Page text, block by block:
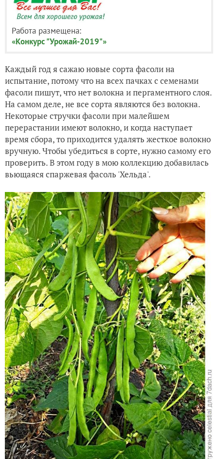
Работа размещена:
«Конкурс "Урожай-2019"»
Каждый год я сажаю новые сорта фасоли на
испытание, потому что на всех пачках с семенами
фасоли пишут, что нет волокна и пергаментного слоя.
На самом деле, не все сорта являются без волокна.
Некоторые стручки фасоли при малейшем
перерастании имеют волокно, и когда наступает
время сбора, то приходится удалять жесткое волокно
вручную. Чтобы убедиться в сорте, нужно самому его
проверить. В этом году в мою коллекцию добавилась
вьющаяся спаржевая фасоль 'Хельда'.